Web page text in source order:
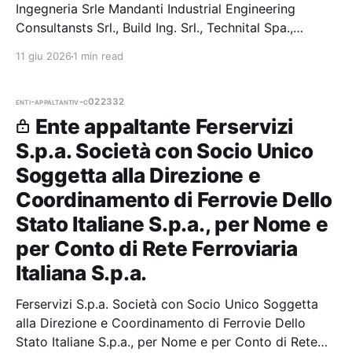
Ingegneria Srle Mandanti Industrial Engineering
Consultansts Srl., Build Ing. Srl., Technital Spa.,
vinte, 1 partecipazio
11 giu 2026 1 min read
enti-appaltantiv-c022332
Ente appaltante Ferservizi
S.p.a. Società con Socio Unico
Soggetta alla Direzione e
Coordinamento di Ferrovie Dello
Stato Italiane S.p.a., per Nome e
per Conto di Rete Ferroviaria
Italiana S.p.a.
Ferservizi S.p.a. Società con Socio Unico Soggetta
alla Direzione e Coordinamento di Ferrovie Dello
Stato Italiane S.p.a., per Nome e per Conto di Rete